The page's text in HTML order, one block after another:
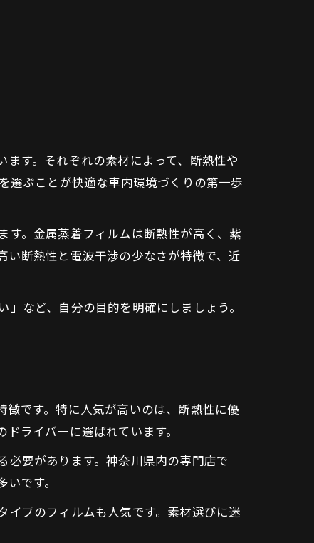
す。それぞれの素材によって、断熱性や
選ぶことが快適な車内環境づくりの第一歩
す。金属蒸着フィルムは断熱性が高く、紫
断熱性と電波干渉の少なさが特徴で、近
など、自分の目的を明確にしましょう。
です。特に人気が高いのは、断熱性に優
ライバーに選ばれています。
要があります。神奈川県内の専門店で
です。
イプのフィルムも人気です。素材選びに迷